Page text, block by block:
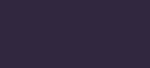
är att skydda dina